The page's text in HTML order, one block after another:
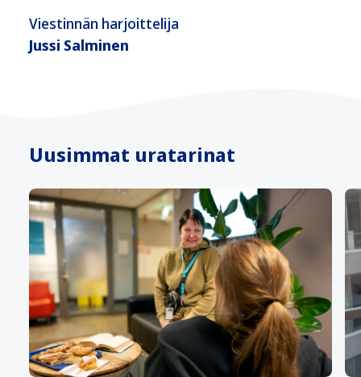
Viestinnän harjoittelija
Jussi Salminen
Uusimmat uratarinat